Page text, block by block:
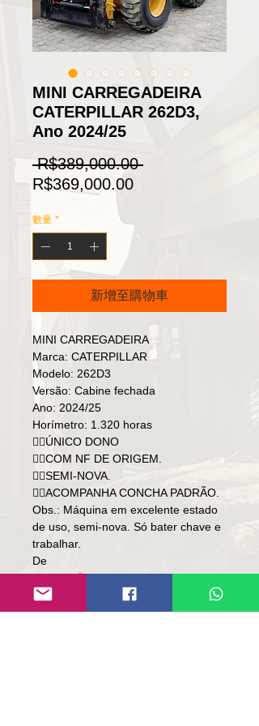
MINI CARREGADEIRA
CATERPILLAR 262D3,
Ano 2024/25
R$389,000.00 一
R$369,000.00促
價
數量 *
新增至購物車
MINI CARREGADEIRA
Marca: CATERPILLAR
Modelo: 262D3
Versão: Cabine fechada
Ano: 2024/25
Horímetro: 1.320 horas
👉🏻ÚNICO DONO
👉🏻COM NF DE ORIGEM.
👉🏻SEMI-NOVA.
👉🏻ACOMPANHA CONCHA PADRÃO.
Obs.: Máquina em excelente estado
de uso, semi-nova. Só bater chave e
trabalhar.
De
Preço: R$ 389,000
Po
Preço: R$ 369,000